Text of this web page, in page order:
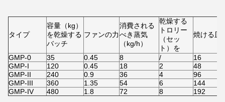
タイプ
容量（kg）
を乾燥する
バッチ
ファンの力
消費される
べき蒸気
（kg/h）
乾燥する
トロリー
（セッ
ト）を
焼ける皿
GMP-0 35 0.45 8 /
16
GMP-I
120 0.45 18 2
48
GMP-II
240 0.9 36 4
96
GMP-III
360 1.35 54 6
144
GMP-IV
480 1.8 72 8 192